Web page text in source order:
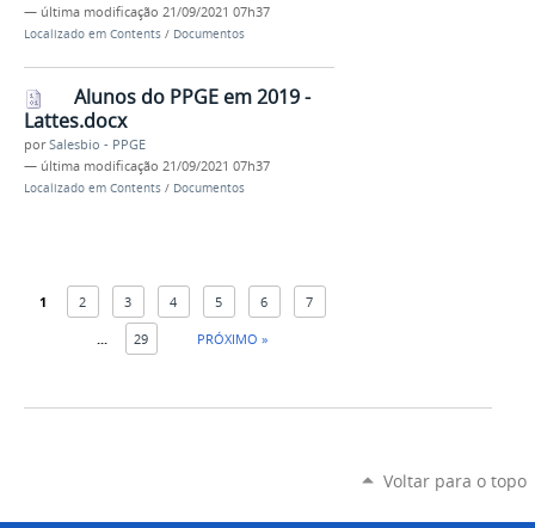
— última modificação 21/09/2021 07h37
Localizado em Contents / Documentos
Alunos do PPGE em 2019 -
Lattes.docx
porSalesbio - PPGE
— última modificação 21/09/2021 07h37
Localizado em Contents / Documentos
1 2 3 4 5 6 7
... 29 PRÓXIMO »
Voltar para o topo